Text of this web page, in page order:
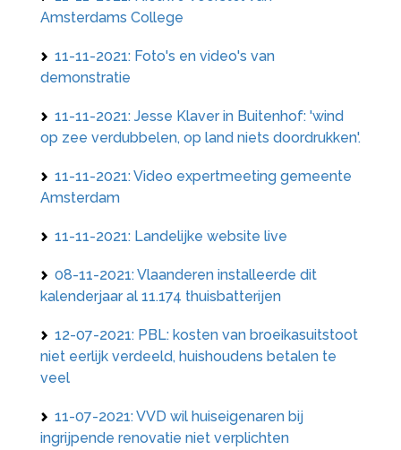
Amsterdams College
11-11-2021: Foto's en video's van
demonstratie
11-11-2021: Jesse Klaver in Buitenhof: 'wind
op zee verdubbelen, op land niets doordrukken'.
11-11-2021: Video expertmeeting gemeente
Amsterdam
11-11-2021: Landelijke website live
08-11-2021: Vlaanderen installeerde dit
kalenderjaar al 11.174 thuisbatterijen
12-07-2021: PBL: kosten van broeikasuitstoot
niet eerlijk verdeeld, huishoudens betalen te
veel
11-07-2021: VVD wil huiseigenaren bij
ingrijpende renovatie niet verplichten